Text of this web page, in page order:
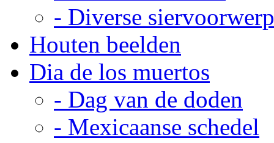
- Diverse
Houten beelden
Dia de los muertos
- Dag van de doden
- Mexicaanse schedel